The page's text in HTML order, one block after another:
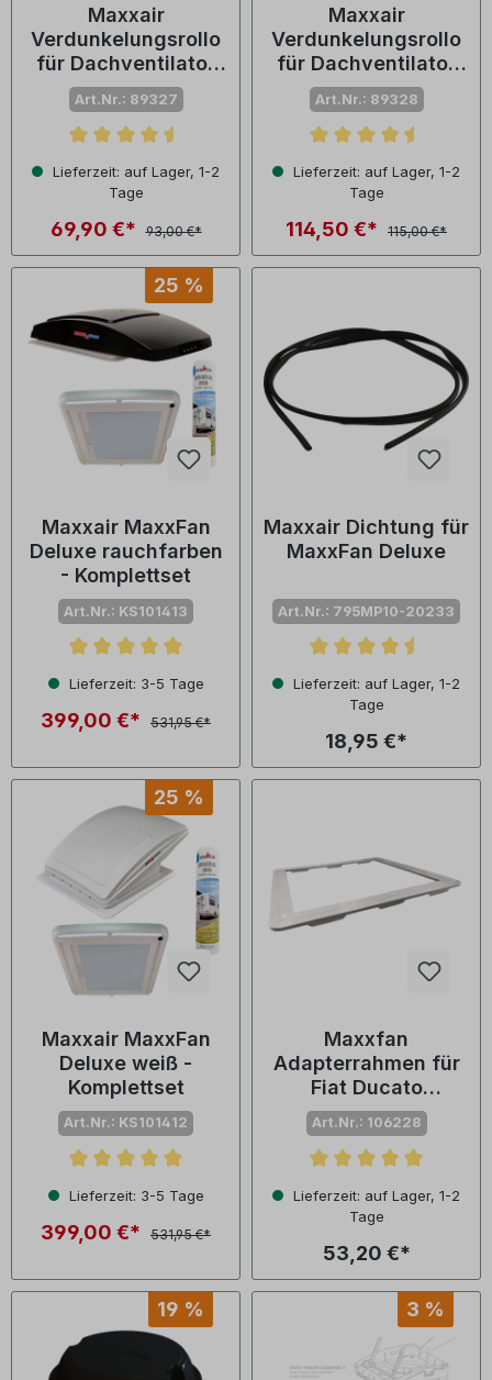
Maxxair
Verdunkelungsrollo
für Dachventilator
MAXXFAN deluxe -
ohne LED
Art.Nr.: 89327
Durchschnittliche Bewertung von 4.5 von 5 Sternen
Lieferzeit: auf Lager, 1-2
Tage
69,90 €* 93,00 €*
Maxxair
Verdunkelungsrollo
für Dachventilator
MAXXFAN deluxe -
mit LED
Art.Nr.: 89328
Durchschnittliche
Lieferzeit: auf Lager, 1-2
Tage
114,50 €* 115,00 €*
25 %
Maxxair MaxxFan
Deluxe rauchfarben
- Komplettset
Art.Nr.: KS101413
Durchschnittliche Bewertung von 4.9 von 5 Sternen
Lieferzeit: 3-5 Tage
399,00 €* 531,95 €*
Maxxair Dichtung für
MaxxFan Deluxe
Art.Nr.: 795MP10-20233
Durchschnittliche
Lieferzeit: auf Lager, 1-2
Tage
18,95 €*
25 %
Maxxair MaxxFan
Deluxe weiß -
Komplettset
Art.Nr.: KS101412
Durchschnittliche Bewertung von 5 von 5 Sternen
Lieferzeit: 3-5 Tage
399,00 €* 531,95 €*
Maxxfan
Adapterrahmen für
Fiat Ducato
400x400 mm
Art.Nr.: 106228
Durchschnittliche
Lieferzeit: auf Lager, 1-2
Tage
53,20 €*
19 % 3 %